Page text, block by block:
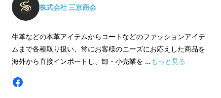
収納が当たり前。
いざお札を使おうと思っても、
株式会社 三京商会
牛革などの本革アイテムからコートなどのファッションアイテ
ムまで各種取り扱い、常にお客様のニーズにお応えした商品を
海外から直接インポートし、卸・小売業を …もっと見る